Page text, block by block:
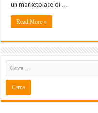
un marketplace di …
Read More »